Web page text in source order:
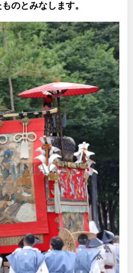
のとみなします。